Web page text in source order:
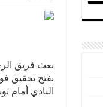
بفتح تحقيق
النادي أمام